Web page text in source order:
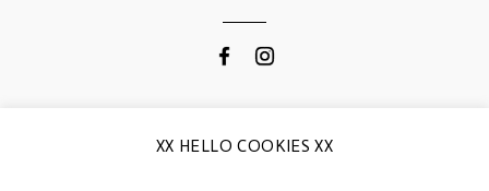
CONTACTEZ-MOI
XX HELLO COOKIES XX